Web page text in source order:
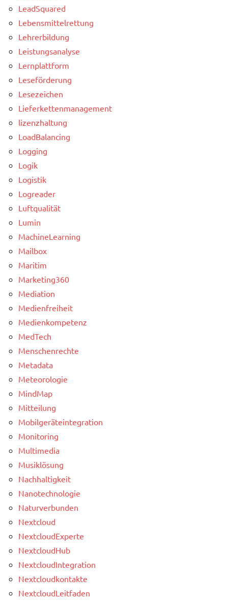
LeadSquared
Lebensmittelrettung
Lehrerbildung
Leistungsanalyse
Lernplattform
Leseförderung
Lesezeichen
Lieferkettenmanagement
lizenzhaltung
LoadBalancing
Logging
Logik
Logistik
Logreader
Luftqualität
Lumin
MachineLearning
Mailbox
Maritim
Marketing360
Mediation
Medienfreiheit
Medienkompetenz
MedTech
Menschenrechte
Metadata
Meteorologie
MindMap
Mitteilung
Mobilgeräteintegration
Monitoring
Multimedia
Musiklösung
Nachhaltigkeit
Nanotechnologie
Naturverbunden
Nextcloud
NextcloudExperte
NextcloudHub
NextcloudIntegration
Nextcloudkontakte
NextcloudLeitfaden